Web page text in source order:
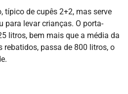
típico de cupês 2+2, mas serve
para levar crianças. O porta-
litros, bem mais que a média da
rebatidos, passa de 800 litros, o